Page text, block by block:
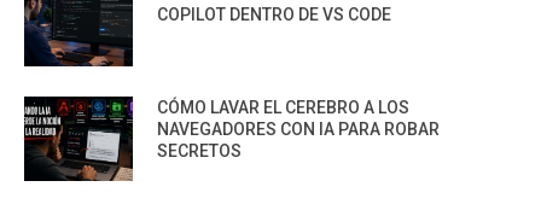
COPILOT DENTRO DE VS CODE
CÓMO LAVAR EL CEREBRO A LOS
NAVEGADORES CON IA PARA ROBAR
SECRETOS